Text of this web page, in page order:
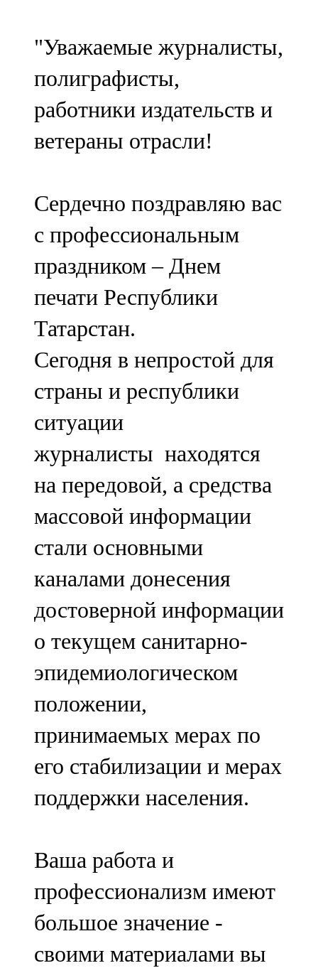
Теләче
106,1 FM
Түбән Кама
102,6 FM
107,7 FM
Чистай
103,0 FM
Чүпрәле
91,0 FM
Шәмәрдән
102,3 FM
Яңа чишмә
107,0 FM
Яр Чаллы
105,5 FM
"Уважаемые журналисты,
полиграфисты,
работники издательств и
ветераны отрасли!
Сердечно поздравляю вас
с профессиональным
праздником – Днем
печати Республики
Татарстан.
Сегодня в непростой для
страны и республики
ситуации
журналисты находятся
на передовой, а средства
массовой информации
стали основными
каналами донесения
достоверной информации
о текущем санитарно-
эпидемиологическом
положении,
принимаемых мерах по
его стабилизации и мерах
поддержки населения.
Ваша работа и
профессионализм имеют
большое значение -
своими материалами вы